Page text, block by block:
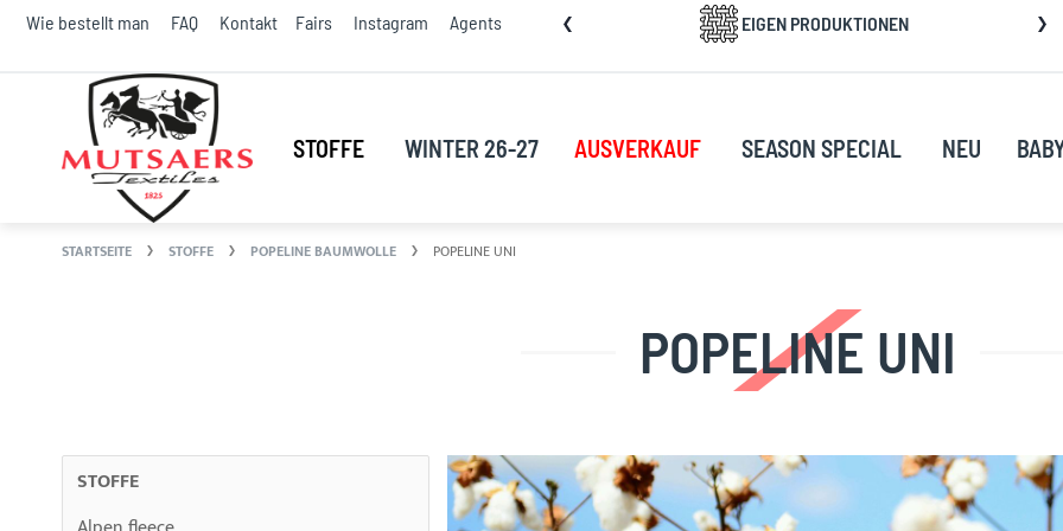
Wie bestellt man FAQ Kontakt Fairs Instagram Agents EIGEN PRODUKTIONEN
STOFFE WINTER 26-27 AUSVERKAUF SEASON SPECIAL NEU
STARTSEITE STOFFE POPELINE BAUMWOLLE POPELINE UNI
POPELINE UNI
STOFFE